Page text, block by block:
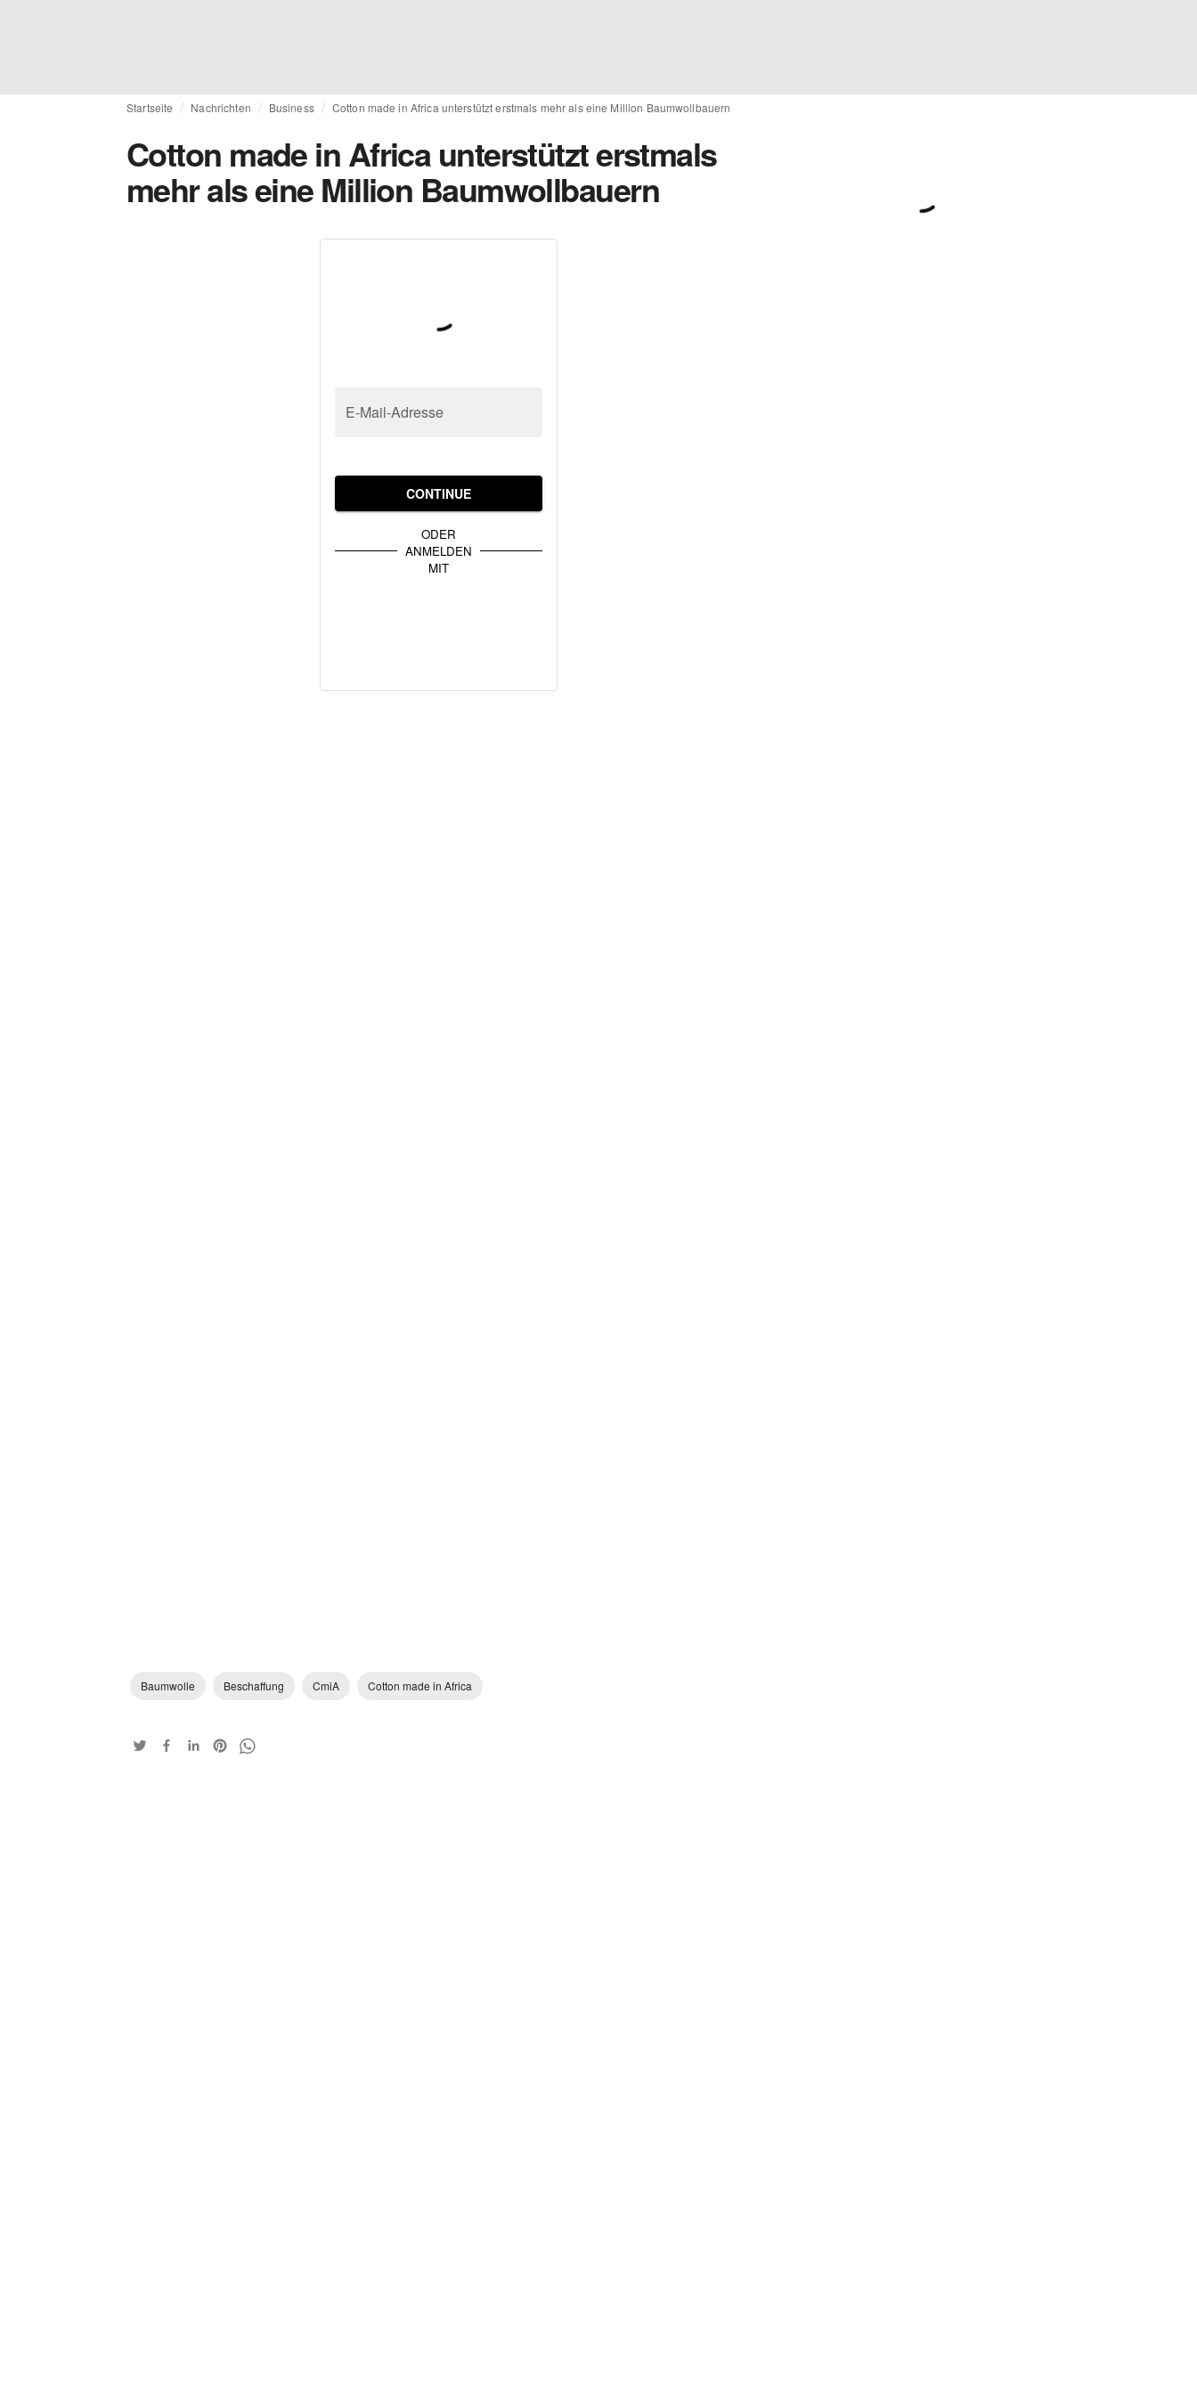
Startseite Nachrichten Business Cotton made in Africa unterstützt erstmals mehr als eine Million Baumwollbauern
Cotton made in Africa unterstützt erstmals
mehr als eine Million Baumwollbauern
E-Mail-Adresse
CONTINUE
ODER
ANMELDEN
MIT
Baumwolle Beschaffung CmiA Cotton made in Africa